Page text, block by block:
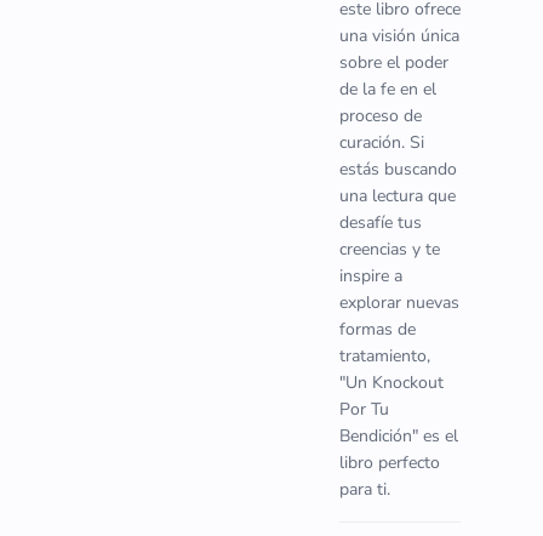
este libro ofrece
una visión única
sobre el poder
de la fe en el
proceso de
curación. Si
estás buscando
una lectura que
desafíe tus
creencias y te
inspire a
explorar nuevas
formas de
tratamiento,
"Un Knockout
Por Tu
Bendición" es el
libro perfecto
para ti.